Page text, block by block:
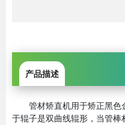
产品描述
管材矫直机用于矫正黑色
于辊子是双曲线辊形，当管